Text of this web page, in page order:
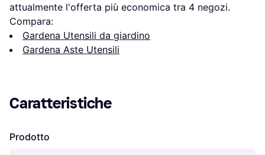
attualmente l'offerta più economica tra 4 negozi.
Compara:
Gardena Utensili da giardino
Gardena Aste Utensili
Caratteristiche
Prodotto